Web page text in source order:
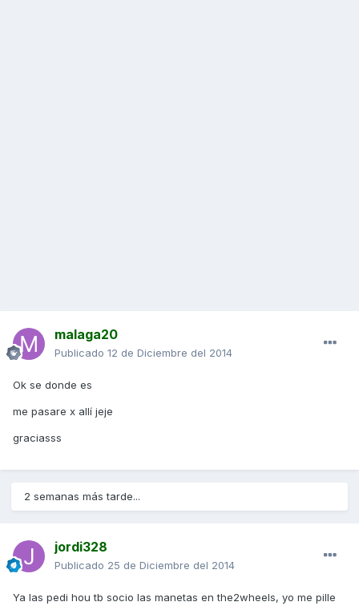
malaga20
Publicado 12 de Diciembre del 2014
Ok se donde es
me pasare x allí jeje
graciasss
2 semanas más tarde...
jordi328
Publicado 25 de Diciembre del 2014
Ya las pedi hou tb socio las manetas en the2wheels, yo me pille